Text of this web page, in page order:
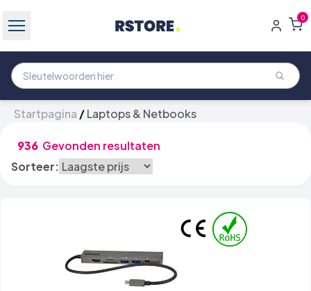
0
Startpagina /Laptops & Netbooks
936 Gevonden resultaten
Sorteer: